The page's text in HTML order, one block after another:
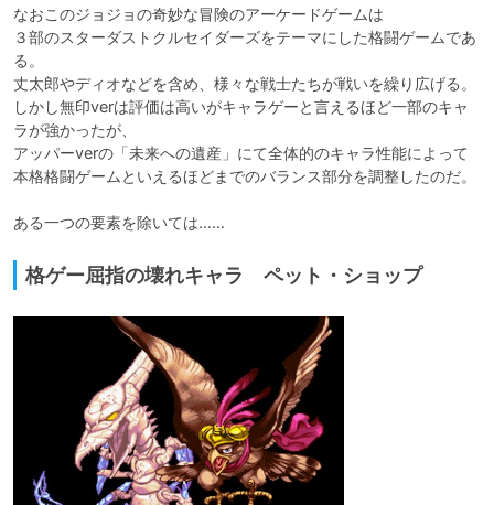
なおこのジョジョの奇妙な冒険のアーケードゲームは
３部のスターダストクルセイダーズをテーマにした格闘ゲームであ
る。
丈太郎やディオなどを含め、様々な戦士たちが戦いを繰り広げる。
しかし無印verは評価は高いがキャラゲーと言えるほど一部のキャ
ラが強かったが、
アッパーverの「未来への遺産」にて全体的のキャラ性能によって
本格格闘ゲームといえるほどまでのバランス部分を調整したのだ。
格ゲー屈指の壊れキャラ ペット・ショップ